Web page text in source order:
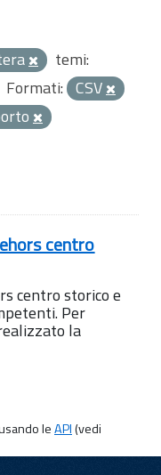
temi:
Formati: CSV
centro
centro storico e
Per
la
leAPI(vedi